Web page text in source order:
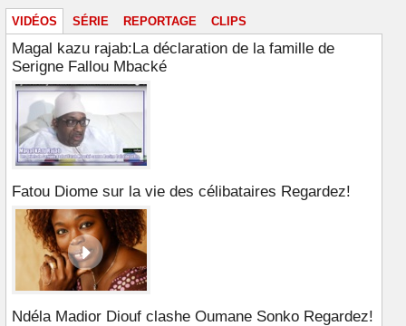
VIDÉOS SÉRIE REPORTAGE CLIPS
Magal kazu rajab:La déclaration de la famille de
Serigne Fallou Mbacké
Fatou Diome sur la vie des célibataires Regardez!
Ndéla Madior Diouf clashe Oumane Sonko Regardez!